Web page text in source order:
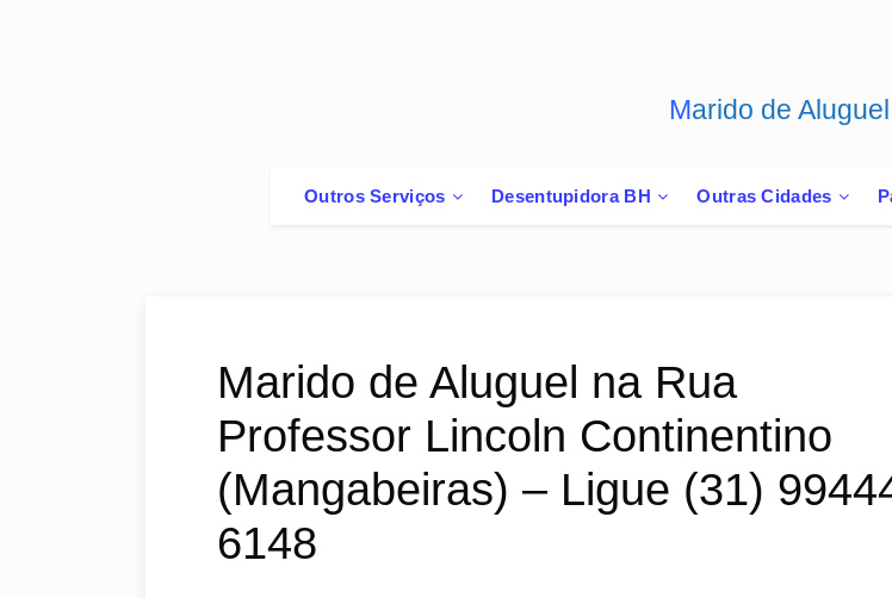
Marido de
Outros Serviços Desentupidora BH Outras Cidades
Marido de Aluguel na Rua
Professor Lincoln Continentino
(Mangabeiras) – Ligue (31)
6148